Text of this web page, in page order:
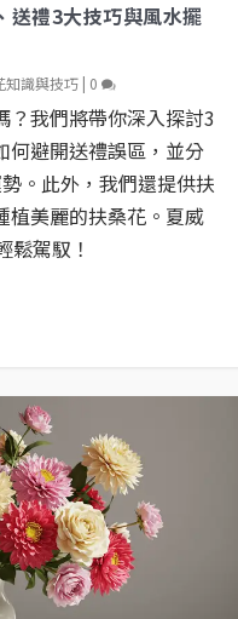
送禮3大技巧與風水擺
知識與技巧 | 0
？我們將帶你深入探討3
何避開送禮誤區，並分
。此外，我們還提供扶
植美麗的扶桑花。夏威
鬆駕馭！